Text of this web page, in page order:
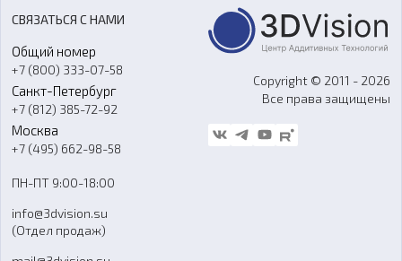
Оборудование и материалы для вакуумного литья
Аксессуары и прочее оборудование
Программное обеспечение
Ремонт и услуги
О компании
Контакты
Гос. закупки
Стать дилером
Блог
FAQ
СВЯЗАТЬСЯ С НАМИ
Общий номер
+7 (800) 333-07-58
Санкт-Петербург
+7 (812) 385-72-92
Москва
+7 (495) 662-98-58
ПН-ПТ 9:00-18:00
info@3dvision.su
(Отдел продаж)
Copyright © 2011 - 2026
Все права защищены